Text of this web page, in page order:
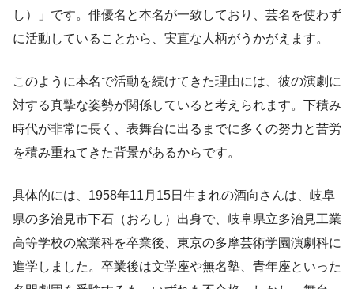
し）」です。俳優名と本名が一致しており、芸名を使わず
に活動していることから、実直な人柄がうかがえます。
このように本名で活動を続けてきた理由には、彼の演劇に
対する真摯な姿勢が関係していると考えられます。下積み
時代が非常に長く、表舞台に出るまでに多くの努力と苦労
を積み重ねてきた背景があるからです。
具体的には、1958年11月15日生まれの酒向さんは、岐阜
県の多治見市下石（おろし）出身で、岐阜県立多治見工業
高等学校の窯業科を卒業後、東京の多摩芸術学園演劇科に
進学しました。卒業後は文学座や無名塾、青年座といった